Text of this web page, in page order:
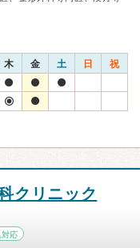
木 金 土 日 祝
クリニック
対応